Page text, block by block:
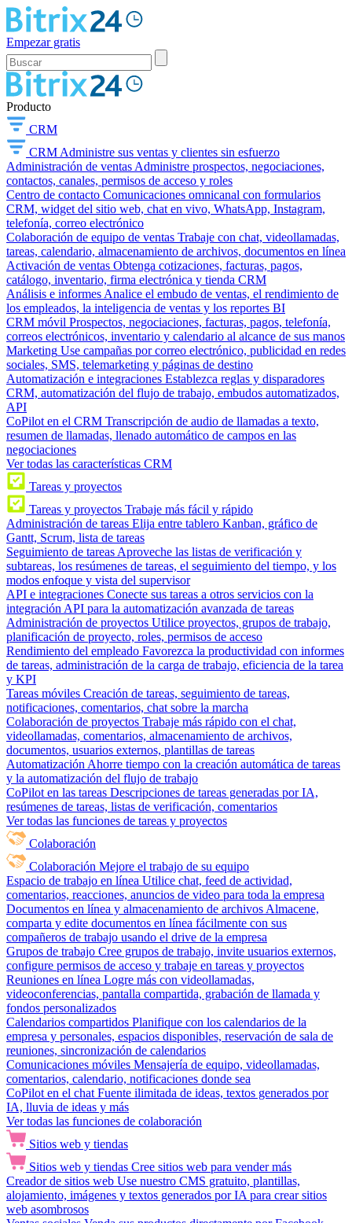
Empezar gratis
Producto
CRM
CRM Administre sus ventas y clientes sin esfuerzo
Administración de ventas Administre prospectos, negociaciones,
contactos, canales, permisos de acceso y roles
Centro de contacto Comunicaciones omnicanal con formularios
CRM, widget del sitio web, chat en vivo, WhatsApp, Instagram,
telefonía, correo electrónico
Colaboración de equipo de ventas Trabaje con chat, videollamadas,
tareas, calendario, almacenamiento de archivos, documentos en línea
Activación de ventas Obtenga cotizaciones, facturas, pagos,
catálogo, inventario, firma electrónica y tienda CRM
Análisis e informes Analice el embudo de ventas, el rendimiento de
los empleados, la inteligencia de ventas y los reportes BI
CRM móvil Prospectos, negociaciones, facturas, pagos, telefonía,
correos electrónicos, inventario y calendario al alcance de sus manos
Marketing Use campañas por correo electrónico, publicidad en redes
sociales, SMS, telemarketing y páginas de destino
Automatización e integraciones Establezca reglas y disparadores
CRM, automatización del flujo de trabajo, embudos automatizados,
API
CoPilot en el CRM Transcripción de audio de llamadas a texto,
resumen de llamadas, llenado automático de campos en las
negociaciones
Ver todas las características CRM
Tareas y proyectos
Tareas y proyectos Trabaje más fácil y rápido
Administración de tareas Elija entre tablero Kanban, gráfico de
Gantt, Scrum, lista de tareas
Seguimiento de tareas Aproveche las listas de verificación y
subtareas, los resúmenes de tareas, el seguimiento del tiempo, y los
modos enfoque y vista del supervisor
API e integraciones Conecte sus tareas a otros servicios con la
integración API para la automatización avanzada de tareas
Administración de proyectos Utilice proyectos, grupos de trabajo,
planificación de proyecto, roles, permisos de acceso
Rendimiento del empleado Favorezca la productividad con informes
de tareas, administración de la carga de trabajo, eficiencia de la tarea
y KPI
Tareas móviles Creación de tareas, seguimiento de tareas,
notificaciones, comentarios, chat sobre la marcha
Colaboración de proyectos Trabaje más rápido con el chat,
videollamadas, comentarios, almacenamiento de archivos,
documentos, usuarios externos, plantillas de tareas
Automatización Ahorre tiempo con la creación automática de tareas
y la automatización del flujo de trabajo
CoPilot en las tareas Descripciones de tareas generadas por IA,
resúmenes de tareas, listas de verificación, comentarios
Ver todas las funciones de tareas y proyectos
Colaboración
Colaboración Mejore el trabajo de su equipo
Espacio de trabajo en línea Utilice chat, feed de actividad,
comentarios, reacciones, anuncios de video para toda la empresa
Documentos en línea y almacenamiento de archivos Almacene,
comparta y edite documentos en línea fácilmente con sus
compañeros de trabajo usando el drive de la empresa
Grupos de trabajo Cree grupos de trabajo, invite usuarios externos,
configure permisos de acceso y trabaje en tareas y proyectos
Reuniones en línea Logre más con videollamadas,
videoconferencias, pantalla compartida, grabación de llamada y
fondos personalizados
Calendarios compartidos Planifique con los calendarios de la
empresa y personales, espacios disponibles, reservación de sala de
reuniones, sincronización de calendarios
Comunicaciones móviles Mensajería de equipo, videollamadas,
comentarios, calendario, notificaciones donde sea
CoPilot en el chat Fuente ilimitada de ideas, textos generados por
IA, lluvia de ideas y más
Ver todas las funciones de colaboración
Sitios web y tiendas
Sitios web y tiendas Cree sitios web para vender más
Creador de sitios web Use nuestro CMS gratuito, plantillas,
alojamiento, imágenes y textos generados por IA para crear sitios
web asombrosos